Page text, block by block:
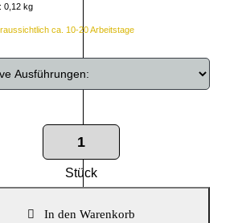
0,12 kg
ca. 10-20 Arbeitstage
Stück